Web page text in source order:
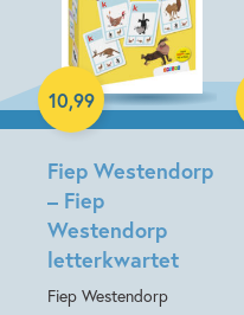
Fiep Westendorp
– Fiep
Westendorp
letterkwartet
Fiep Westendorp
10,99
Spel